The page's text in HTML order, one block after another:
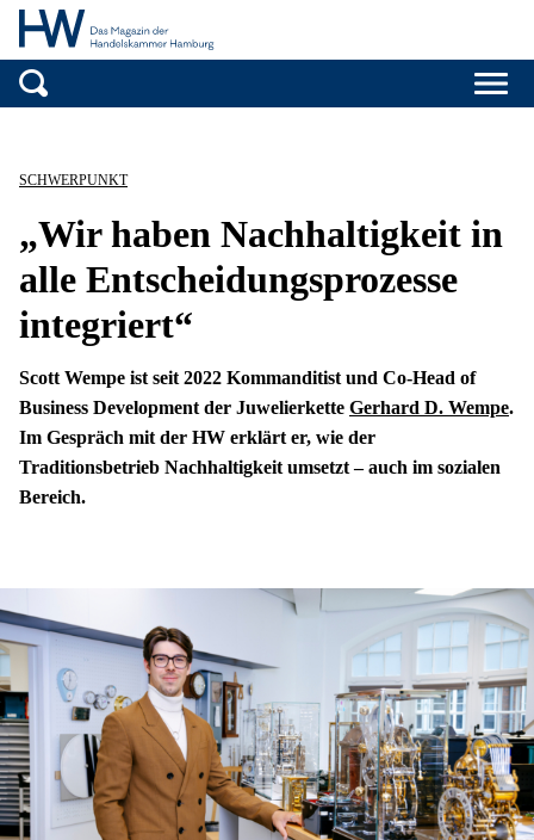
Handelskammer
SCHWERPUNKT
„Wir haben Nachhaltigkeit in
alle Entscheidungsprozesse
integriert“
Scott Wempe ist seit 2022 Kommanditist und Co-Head of
Business Development der Juwelierkette Gerhard D. Wempe.
Im Gespräch mit der HW erklärt er, wie der
Traditionsbetrieb Nachhaltigkeit umsetzt – auch im sozialen
Bereich.